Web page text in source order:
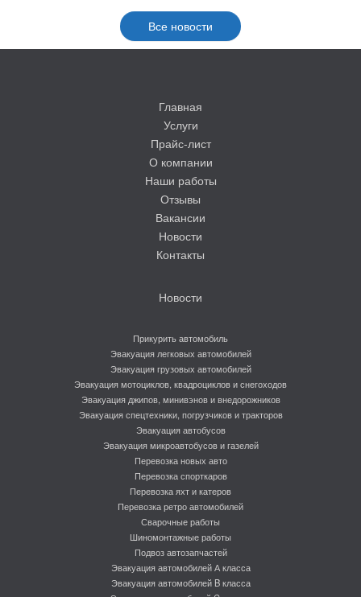
Все новости
Главная
Услуги
Прайс-лист
О компании
Наши работы
Отзывы
Вакансии
Новости
Контакты
Новости
Прикурить автомобиль
Эвакуация легковых автомобилей
Эвакуация грузовых автомобилей
Эвакуация мотоциклов, квадроциклов и снегоходов
Эвакуация джипов, минивэнов и внедорожников
Эвакуация спецтехники, погрузчиков и тракторов
Эвакуация автобусов
Эвакуация микроавтобусов и газелей
Перевозка новых авто
Перевозка спорткаров
Перевозка яхт и катеров
Перевозка ретро автомобилей
Сварочные работы
Шиномонтажные работы
Подвоз автозапчастей
Эвакуация автомобилей А класса
Эвакуация автомобилей B класса